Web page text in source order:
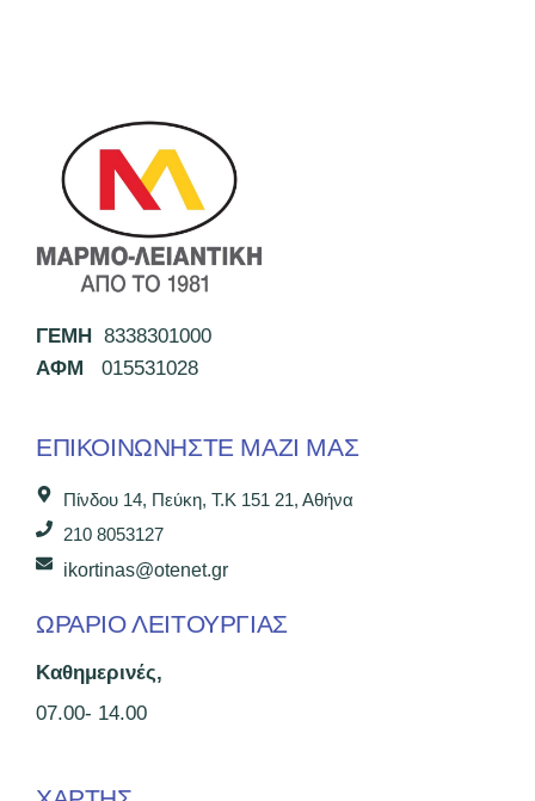
ΓΕΜΗ 8338301000
ΑΦΜ 015531028
ΕΠΙΚΟΙΝΩΝΉΣΤΕ ΜΑΖΊ ΜΑΣ
Πίνδου 14, Πεύκη, Τ.Κ 151 21, Αθήνα
210 8053127
ikortinas@otenet.gr
ΩΡΑΡΙΟ ΛΕΙΤΟΥΡΓΙΑΣ
Καθημερινές,
07.00- 14.00